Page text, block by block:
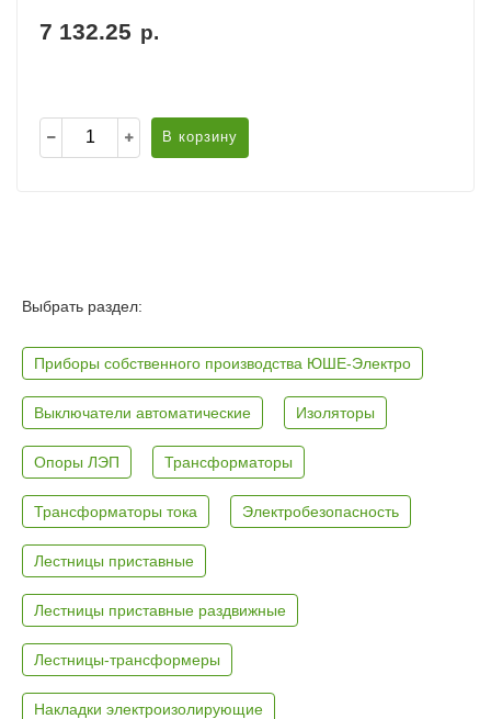
7 132.25 р.
В корзину
Выбрать раздел:
Приборы собственного производства ЮШЕ-Электро
Выключатели автоматические Изоляторы
Опоры ЛЭП Трансформаторы
Трансформаторы тока Электробезопасность
Лестницы приставные
Лестницы приставные раздвижные
Лестницы-трансформеры
Накладки электроизолирующие